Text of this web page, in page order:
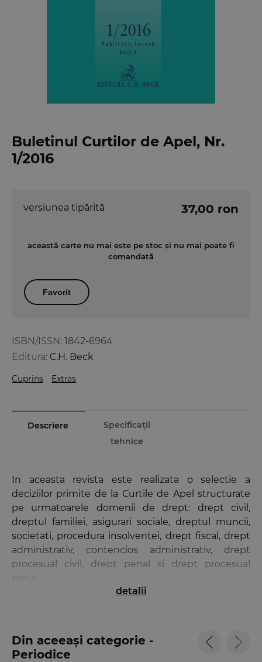
Buletinul Curtilor de Apel, Nr.
1/2016
ISBN/ISSN: 1842-6964
Editura: C.H. Beck
Cuprins Extras
versiunea tipărită 37,00 ron
această carte nu mai este pe stoc și nu mai poate fi
comandată
Favorit
Descriere
Specificații
tehnice
In aceasta revista este realizata o selectie a
deciziilor primite de la Curtile de Apel structurate
pe urmatoarele domenii de drept: drept civil,
dreptul familiei, asigurari sociale, dreptul muncii,
societati, procedura insolventei, drept fiscal, drept
administrativ, contencios administrativ, drept
procesual civil, drept penal si drept procesual
Constanta, Craiova, Galati, Oradea, Pitesti, Ploiesti,
Targu Mures, Timisoara.
detalii
Din aceeași categorie -
Periodice